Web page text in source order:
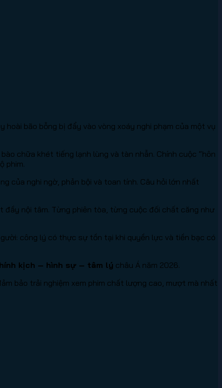
bão bỗng bị đẩy vào vòng xoáy nghi phạm của một vụ
chữa khét tiếng lạnh lùng và tàn nhẫn. Chính cuộc “hôn
phim.
của nghi ngờ, phản bội và toan tính. Câu hỏi lớn nhất
đầy nội tâm. Từng phiên tòa, từng cuộc đối chất căng như
công lý có thực sự tồn tại khi quyền lực và tiền bạc có
kịch – hình sự – tâm lý châu Á năm 2026.
bảo trải nghiệm xem phim chất lượng cao, mượt mà nhất